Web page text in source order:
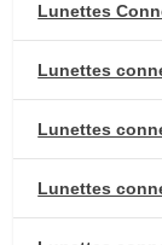
Lunettes
Lunettes
Lunettes
Lunettes